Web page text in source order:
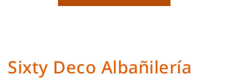
Sixty Deco Albañilería